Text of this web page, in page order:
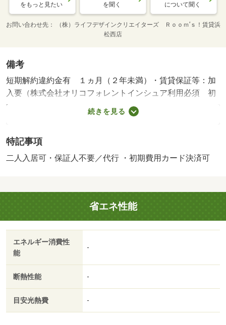
をもっと見たい を聞く について聞く
お問い合わせ先
（株）ライフデザインクリエイターズ Ｒｏｏｍ’ｓ！賃貸浜
松西店
備考
短期解約違約金有 １ヵ月（２年未満）・賃貸保証等：加
入要（株式会社オリコフォレントインシュア利用必須 初
回保証料・・・賃料総額の５０％ 月額保証料・・・賃料
総額の１．５％ 更新保証料・・・１０，０００円／
場：なし・駐輪場：有
続きを見る
特記事項
二人入居可・保証人不要／代行 ・初期費用カード決済可
省エネ性能
エネルギー消費性
能
-
断熱性能 -
目安光熱費 -